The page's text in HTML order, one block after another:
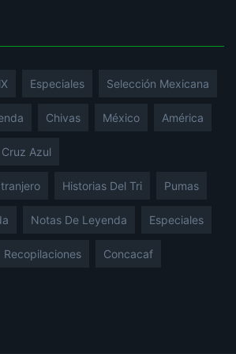
Especiales Selección Mexicana
Chivas México América
Cruz Azul
Historias Del Tri Pumas
Notas De Leyenda Especiales
Recopilaciones Concacaf